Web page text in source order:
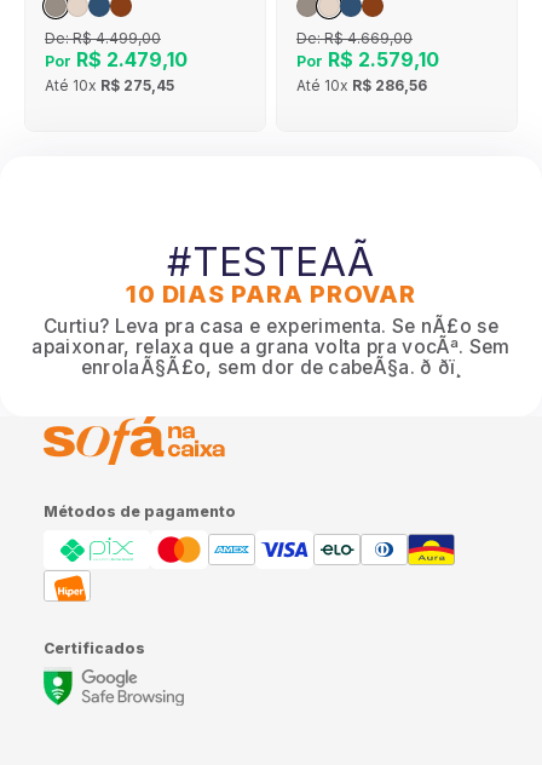
De:R$ 4.499,00
Por R$ 2.479,10
Até 10x R$ 275,45
De:R$ 4.669,00
Por R$ 2.579,10
Até 10x R$ 286,56
#TESTEAÃ
10 DIAS PARA PROVAR
Curtiu? Leva pra casa e experimenta. Se nÃ£o se
apaixonar, relaxa que a grana volta pra vocÃª. Sem
enrolaÃ§Ã£o, sem dor de cabeÃ§a. ð ðï¸
Métodos de pagamento
Certificados